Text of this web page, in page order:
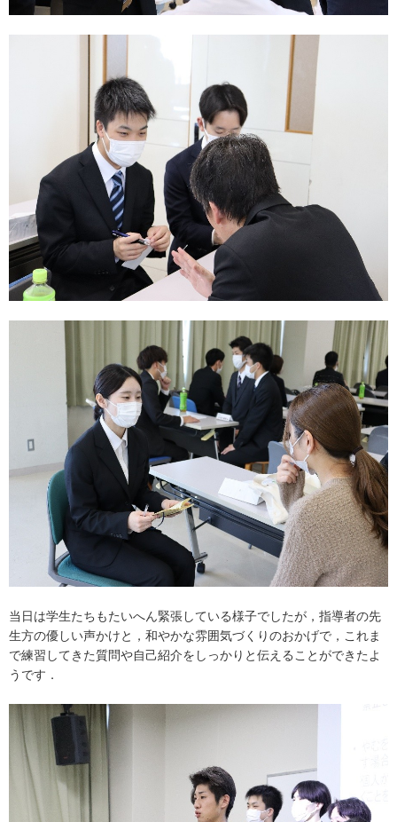
当日は学生たちもたいへん緊張している様子でしたが，指導者の先
生方の優しい声かけと，和やかな雰囲気づくりのおかげで，これま
で練習してきた質問や自己紹介をしっかりと伝えることができたよ
うです．